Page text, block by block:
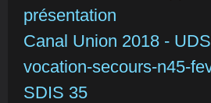
présentation
Canal Union 2018 -
vocation-secours-n45-
SDIS 35